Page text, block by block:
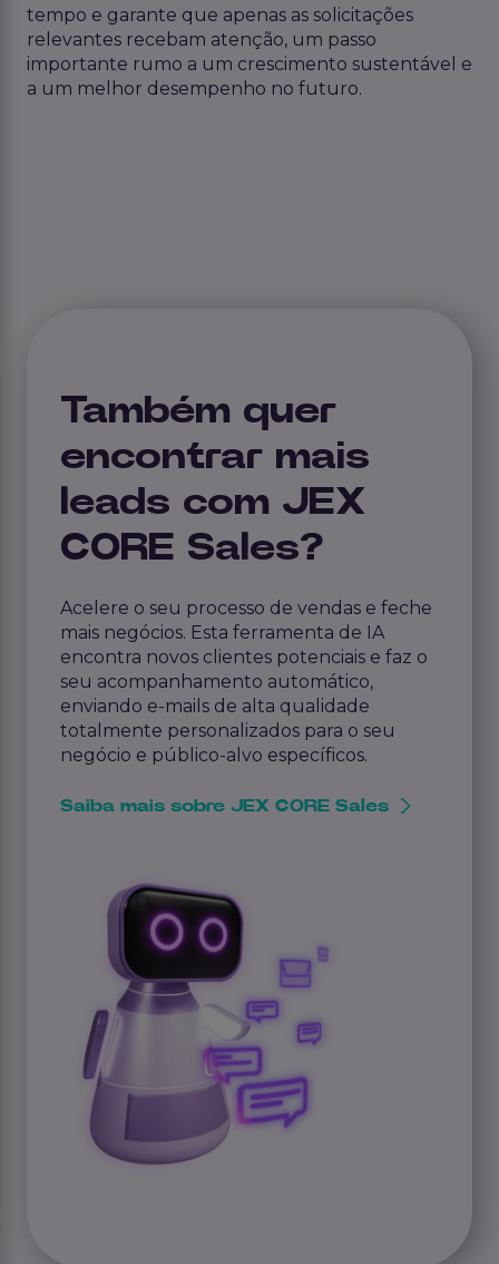
tempo e garante que apenas as solicitações
relevantes recebam atenção, um passo
importante rumo a um crescimento sustentável e
a um melhor desempenho no futuro.
Também quer
encontrar mais
leads com JEX
CORE Sales?
Acelere o seu processo de vendas e feche
mais negócios. Esta ferramenta de IA
encontra novos clientes potenciais e faz o
seu acompanhamento automático,
enviando e-mails de alta qualidade
totalmente personalizados para o seu
negócio e público-alvo específicos.
Saiba mais sobre JEX CORE Sales